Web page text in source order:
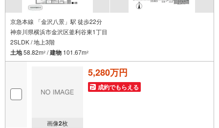
ーーーーーーーーーーーーーーーーーーーーーーーーー
京急本線 「金沢八景」駅 徒歩22分
神奈川県横浜市金沢区釜利谷東1丁目
2SLDK / 地上3階
土地58.82m2 /建物 101.67m2
画像2枚
5,280万円
成約でもらえる